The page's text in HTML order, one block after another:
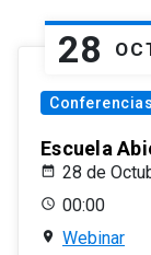
28
Conferencias
Escuela
28 de
00:00
Webinar